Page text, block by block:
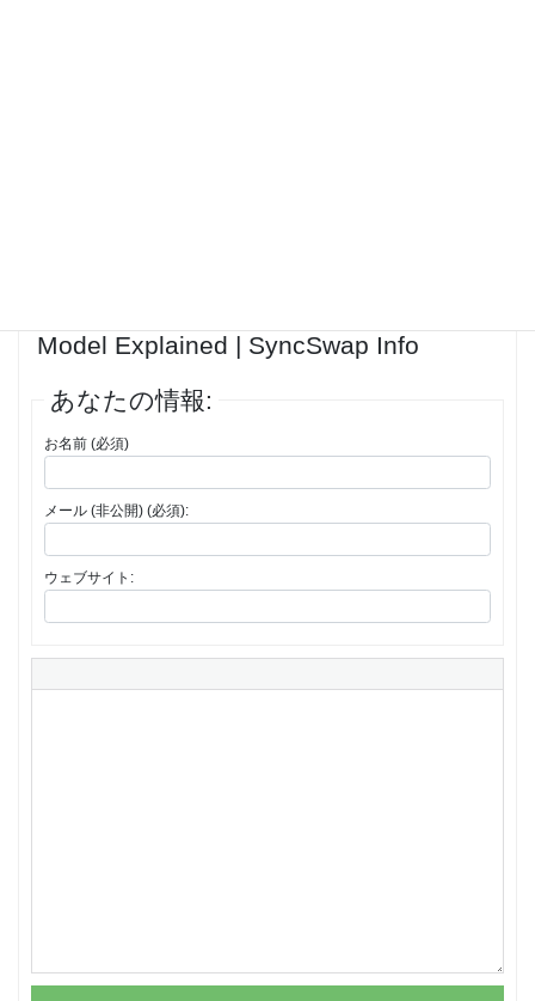
Model Explained | SyncSwap Info
あなたの情報:
お名前 (必須)
メール (非公開) (必須):
ウェブサイト: